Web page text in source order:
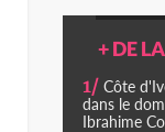
+ DE
1/ Côte
dans le
Ibrahime